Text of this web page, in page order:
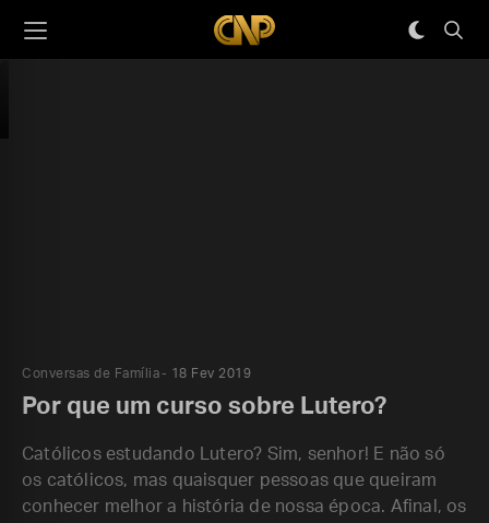
Conversas de Família 18 Fev 2019
Por que um curso sobre Lutero?
Católicos estudando Lutero? Sim, senhor! E não só
os católicos, mas quaisquer pessoas que queiram
conhecer melhor a história de nossa época. Afinal, os